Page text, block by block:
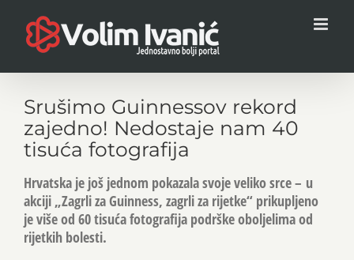
content
Srušimo Guinnessov rekord
zajedno! Nedostaje nam 40
tisuća fotografija
Hrvatska je još jednom pokazala svoje veliko srce – u
akciji „Zagrli za Guinness, zagrli za rijetke“ prikupljeno
je više od 60 tisuća fotografija podrške oboljelima od
rijetkih bolesti.